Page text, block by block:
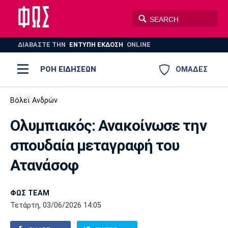
ΔΙΑΒΑΣΤΕ THN ΕΝΤΥΠΗ ΕΚΔΟΣΗ ONLINE
ΟΜΑΔΕΣ
ΡΟΗ ΕΙΔΗΣΕΩΝ
ΠΟΔΟΣΦΑΙΡΟ
ΠΟΛΟ
AUTO-MOTO
Ποδόσφαιρο
Super League 1
Super League 2
Ελλάδα
Μπάσκετ
Ελλάδα
EuroLeague
Ολυμπιακοί Αγώνες
Πόλο
Ολυμπιακός ΑΕΚ ΠΑΟΚ
Παναθηναϊκός Ατρόμητος
Βόλεϊ Ανδρών
Ολυμπιακός: Ανακοίνωσε την
σπουδαία μεταγραφή του
Ατανάσοφ
ΦΩΣ TEAM
Τετάρτη, 03/06/2026 14:05